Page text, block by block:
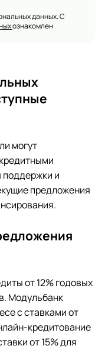
данных. С
ознакомлен
могут
поддержки и
предложения
от 12% годовых
Модульбанк
с ставками от
кредитование
от 15% для